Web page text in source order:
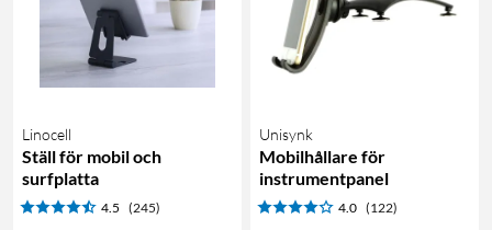
Linocell
Ställ för mobil och
surfplatta
4.5 (245)
Unisynk
Mobilhållare för
instrumentpanel
4.0 (122)